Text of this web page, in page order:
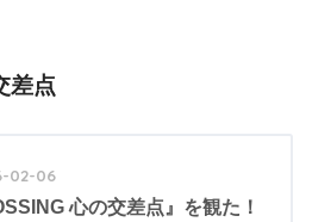
差点
02-06
心の交差点』を観た！